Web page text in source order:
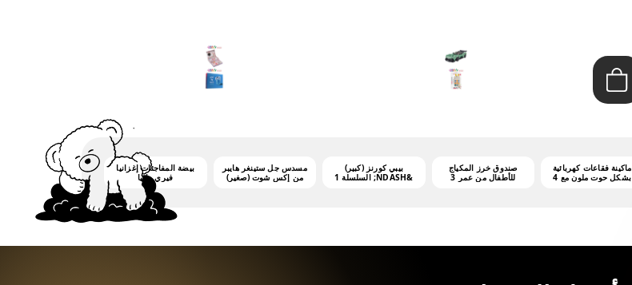
ماكينة فقاعات كهربائية
بشكل حوت ملون مع 4
صندوق خرز المكياج
للأطفال من عمر 3
بيبي كورنز (كبير)
&NDASH; السلسلة 1
مسدس جل ستينغر هايبر
من إكس شوت (صغير)
بيضة المفاجئات إغزانيا
فيري مانيا